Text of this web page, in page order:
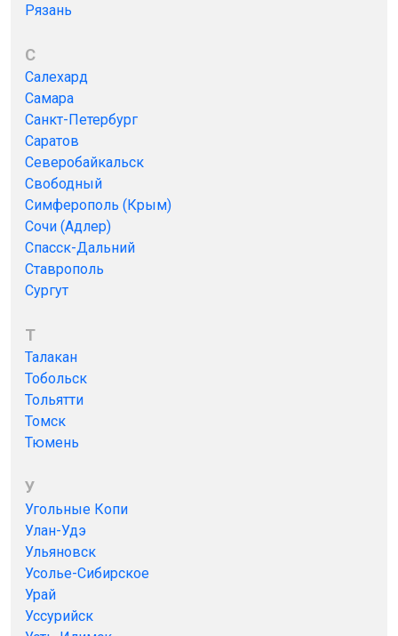
Рязань
С
Салехард
Самара
Санкт-Петербург
Саратов
Северобайкальск
Свободный
Симферополь (Крым)
Сочи (Адлер)
Спасск-Дальний
Ставрополь
Сургут
Т
Талакан
Тобольск
Тольятти
Томск
Тюмень
У
Угольные Копи
Улан-Удэ
Ульяновск
Усолье-Сибирское
Урай
Уссурийск